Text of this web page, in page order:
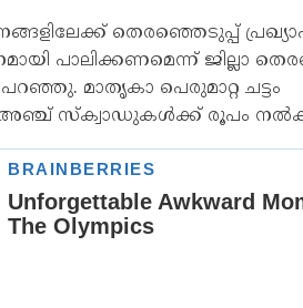
തെരഞ്ഞെടുപ്പ്
പാലിക്കണമെന്ന് ജില്ലാ
മാതൃകാ പെരുമാറ്റ ചട്ടം
അഞ്ച് സ്‌ക്വാഡുകൾക്ക് രൂപം